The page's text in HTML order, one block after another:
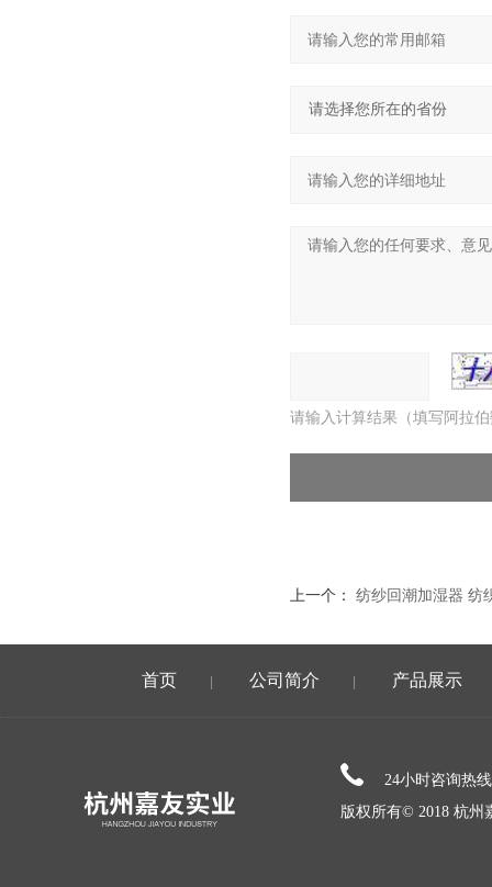
请输入计算结果（填写阿拉
上一个： 纺纱回潮加湿器 纺
首页 公司简介 产品展示
24小时咨询热
版权所有© 2018 杭州